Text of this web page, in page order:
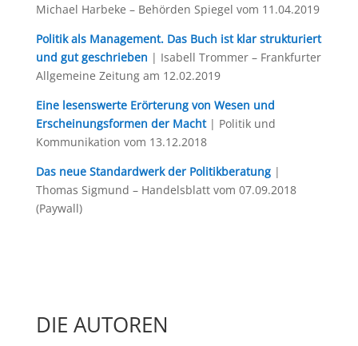
Michael Harbeke – Behörden Spiegel vom 11.04.2019
Politik als Management. Das Buch ist klar strukturiert
und gut geschrieben | Isabell Trommer – Frankfurter
Allgemeine Zeitung am 12.02.2019
Eine lesenswerte Erörterung von Wesen und
Erscheinungsformen der Macht | Politik und
Kommunikation vom 13.12.2018
Das neue Standardwerk der Politikberatung |
Thomas Sigmund – Handelsblatt vom 07.09.2018
(Paywall)
DIE AUTOREN